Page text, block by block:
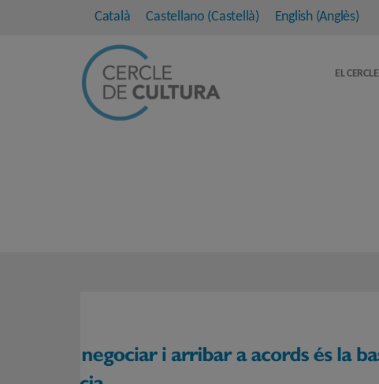
Català Castellano (Castellà) English(Anglès)
EL CERCLE